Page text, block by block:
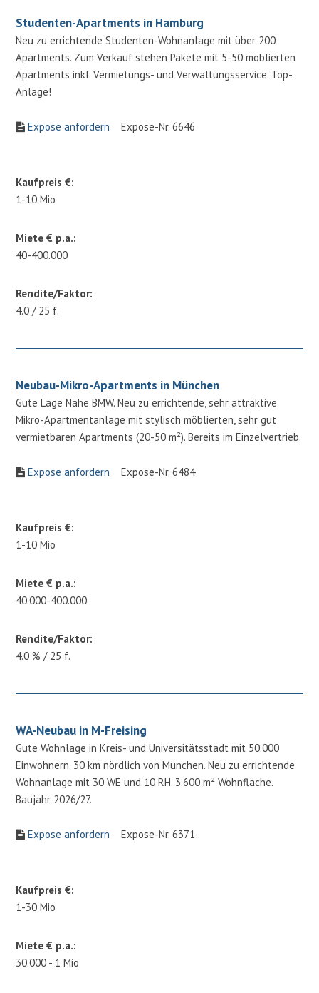
Studenten-Apartments in Hamburg
Neu zu errichtende Studenten-Wohnanlage mit über 200
Apartments. Zum Verkauf stehen Pakete mit 5-50 möblierten
Apartments inkl. Vermietungs- und Verwaltungsservice. Top-
Anlage!
Expose anfordern Expose-Nr. 6646
Kaufpreis €:
1-10 Mio
Miete € p.a.:
40-400.000
Rendite/Faktor:
4.0 / 25 f.
Neubau-Mikro-Apartments in München
Gute Lage Nähe BMW. Neu zu errichtende, sehr attraktive
Mikro-Apartmentanlage mit stylisch möblierten, sehr gut
vermietbaren Apartments (20-50 m²). Bereits im Einzelvertrieb.
Expose anfordern Expose-Nr. 6484
Kaufpreis €:
1-10 Mio
Miete € p.a.:
40.000-400.000
Rendite/Faktor:
4.0 % / 25 f.
WA-Neubau in M-Freising
Gute Wohnlage in Kreis- und Universitätsstadt mit 50.000
Einwohnern. 30 km nördlich von München. Neu zu errichtende
Wohnanlage mit 30 WE und 10 RH. 3.600 m² Wohnfläche.
Baujahr 2026/27.
Expose anfordern Expose-Nr. 6371
Kaufpreis €:
1-30 Mio
Miete € p.a.:
30.000 - 1 Mio